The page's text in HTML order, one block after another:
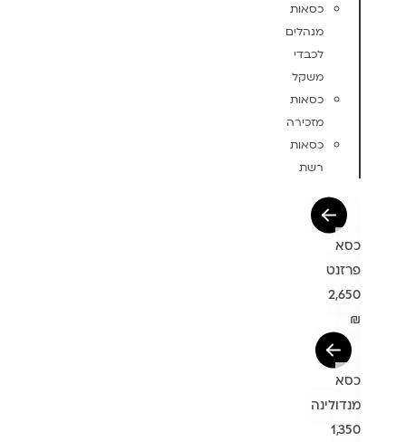
כסאות
מנהלים
לכבדי
משקל
כסאות
מזכירה
כסאות
רשת
כסא
פרזנט
2,650
₪
כסא
מנדולינה
1,350